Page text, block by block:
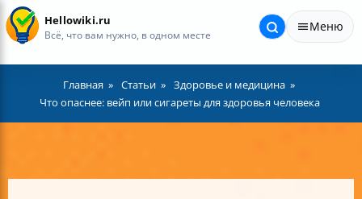
Hellowiki.ru
Всё, что вам нужно, в одном месте
Меню
Главная Статьи
Здоровье и медицина
Что опаснее: вейп или сигареты для здоровья человека